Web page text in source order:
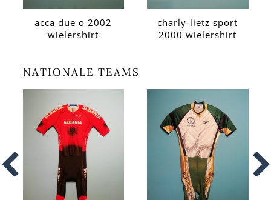
acca due o 2002
wielershirt
charly-lietz sport
2000 wielershirt
NATIONALE TEAMS